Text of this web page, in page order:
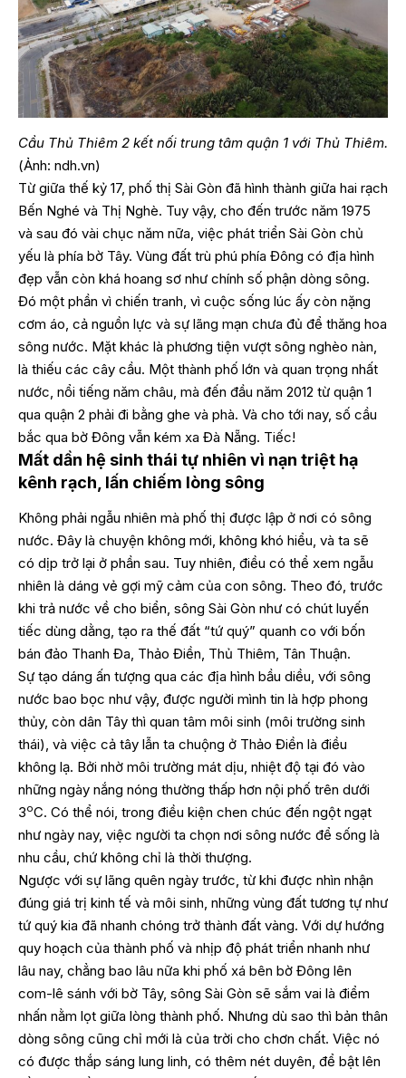
Cầu Thủ Thiêm 2 kết nối trung tâm quận 1 với Thủ Thiêm.
(Ảnh: ndh.vn)
Từ giữa thế kỷ 17, phố thị Sài Gòn đã hình thành giữa hai rạch
Bến Nghé và Thị Nghè. Tuy vậy, cho đến trước năm 1975
và sau đó vài chục năm nữa, việc phát triển Sài Gòn chủ
yếu là phía bờ Tây. Vùng đất trù phú phía Đông có địa hình
đẹp vẫn còn khá hoang sơ như chính số phận dòng sông.
Đó một phần vì chiến tranh, vì cuộc sống lúc ấy còn nặng
cơm áo, cả nguồn lực và sự lãng mạn chưa đủ để thăng hoa
sông nước. Mặt khác là phương tiện vượt sông nghèo nàn,
là thiếu các cây cầu. Một thành phố lớn và quan trọng nhất
nước, nổi tiếng năm châu, mà đến đầu năm 2012 từ quận 1
qua quận 2 phải đi bằng ghe và phà. Và cho tới nay, số cầu
bắc qua bờ Đông vẫn kém xa Đà Nẵng. Tiếc!
Mất dần hệ sinh thái tự nhiên vì nạn triệt hạ
kênh rạch, lấn chiếm lòng sông
Không phải ngẫu nhiên mà phố thị được lập ở nơi có sông
nước. Đây là chuyện không mới, không khó hiểu, và ta sẽ
có dịp trở lại ở phần sau. Tuy nhiên, điều có thể xem ngẫu
nhiên là dáng vẻ gợi mỹ cảm của con sông. Theo đó, trước
khi trả nước về cho biển, sông Sài Gòn như có chút luyến
tiếc dùng dằng, tạo ra thế đất “tứ quý” quanh co với bốn
bán đảo Thanh Đa, Thảo Điền, Thủ Thiêm, Tân Thuận.
Sự tạo dáng ấn tượng qua các địa hình bầu diều, với sông
nước bao bọc như vậy, được người mình tin là hợp phong
thủy, còn dân Tây thì quan tâm môi sinh (môi trường sinh
thái), và việc cả tây lẫn ta chuộng ở Thảo Điền là điều
không lạ. Bởi nhờ môi trường mát dịu, nhiệt độ tại đó vào
những ngày nắng nóng thường thấp hơn nội phố trên dưới
3oC. Có thể nói, trong điều kiện chen chúc đến ngột ngạt
như ngày nay, việc người ta chọn nơi sông nước để sống là
nhu cầu, chứ không chỉ là thời thượng.
Ngược với sự lãng quên ngày trước, từ khi được nhìn nhận
đúng giá trị kinh tế và môi sinh, những vùng đất tương tự như
tứ quý kia đã nhanh chóng trở thành đất vàng. Với dự hướng
quy hoạch của thành phố và nhịp độ phát triển nhanh như
lâu nay, chẳng bao lâu nữa khi phố xá bên bờ Đông lên
com-lê sánh với bờ Tây, sông Sài Gòn sẽ sắm vai là điểm
nhấn nằm lọt giữa lòng thành phố. Nhưng dù sao thì bản thân
dòng sông cũng chỉ mới là của trời cho chơn chất. Việc nó
có được thắp sáng lung linh, có thêm nét duyên, để bật lên